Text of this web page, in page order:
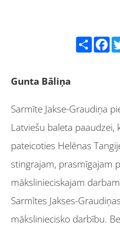
Facebook
Gunta Bāliņa
Sarmīte Jakse-Graudiņa
Latviešu baleta paaudzei,
pateicoties Helēnas
stingrajam, prasmīgajam
mākslinieciskajam
Sarmītes Jakses-
māksliniecisko darbību.